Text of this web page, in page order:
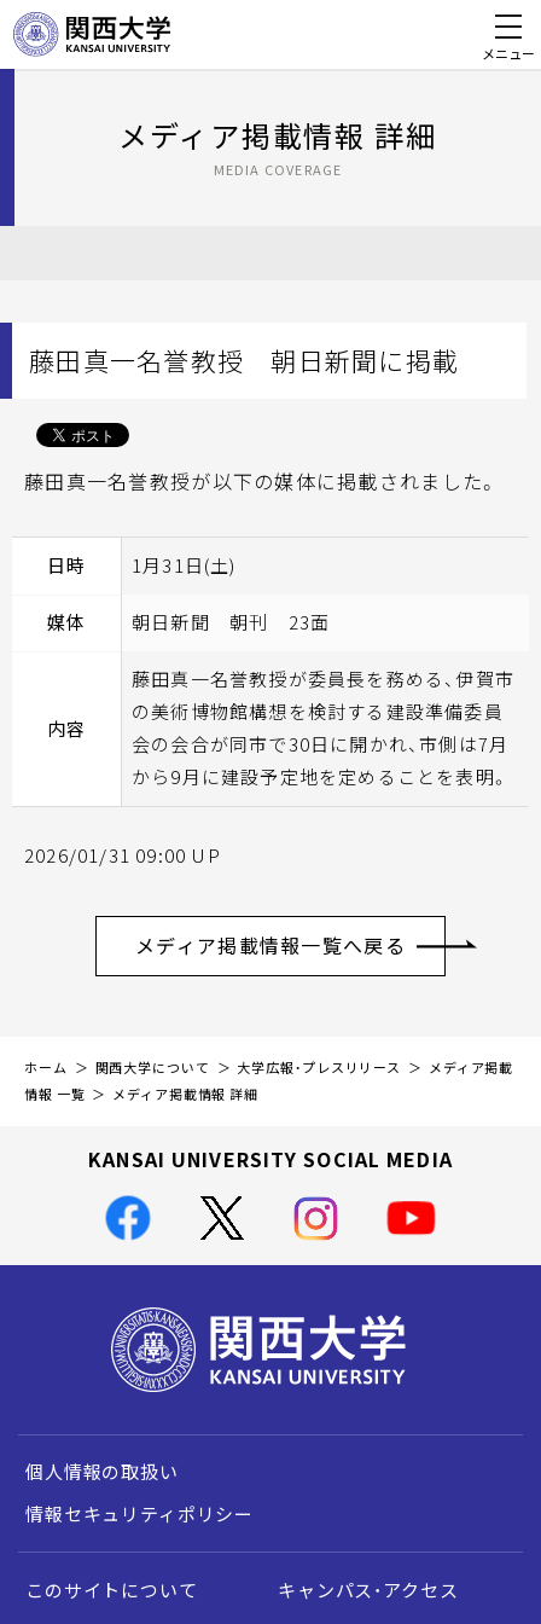
メニュー
メディア掲載情報 詳細
MEDIA COVERAGE
藤田真一名誉教授 朝日新聞に掲載
藤田真一名誉教授が以下の媒体に掲載されました。
日時 1月31日(土)
媒体 朝日新聞 朝刊 23面
内容
藤田真一名誉教授が委員長を務める、伊賀市
の美術博物館構想を検討する建設準備委員
会の会合が同市で30日に開かれ、市側は7月
から9月に建設予定地を定めることを表明。
2026/01/31 09:00 UP
メディア掲載情報一覧へ戻る
ホーム 関西大学について 大学広報・プレスリリース
メディア掲載
情報 一覧
メディア掲載情報 詳細
KANSAI UNIVERSITY SOCIAL MEDIA
個人情報の取扱い
情報セキュリティポリシー
このサイトについて
キャンパス・アクセス